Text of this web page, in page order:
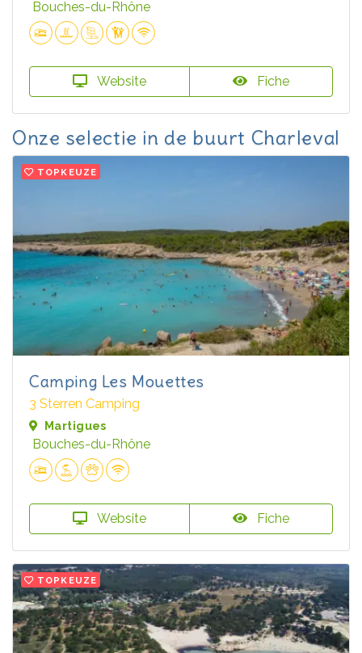
Bouches-du-Rhône
Website Fiche
Onze selectie in de buurt Charleval
TOPKEUZE
Camping Les Mouettes
3 Sterren Camping
Martigues
Bouches-du-Rhône
Website Fiche
TOPKEUZE